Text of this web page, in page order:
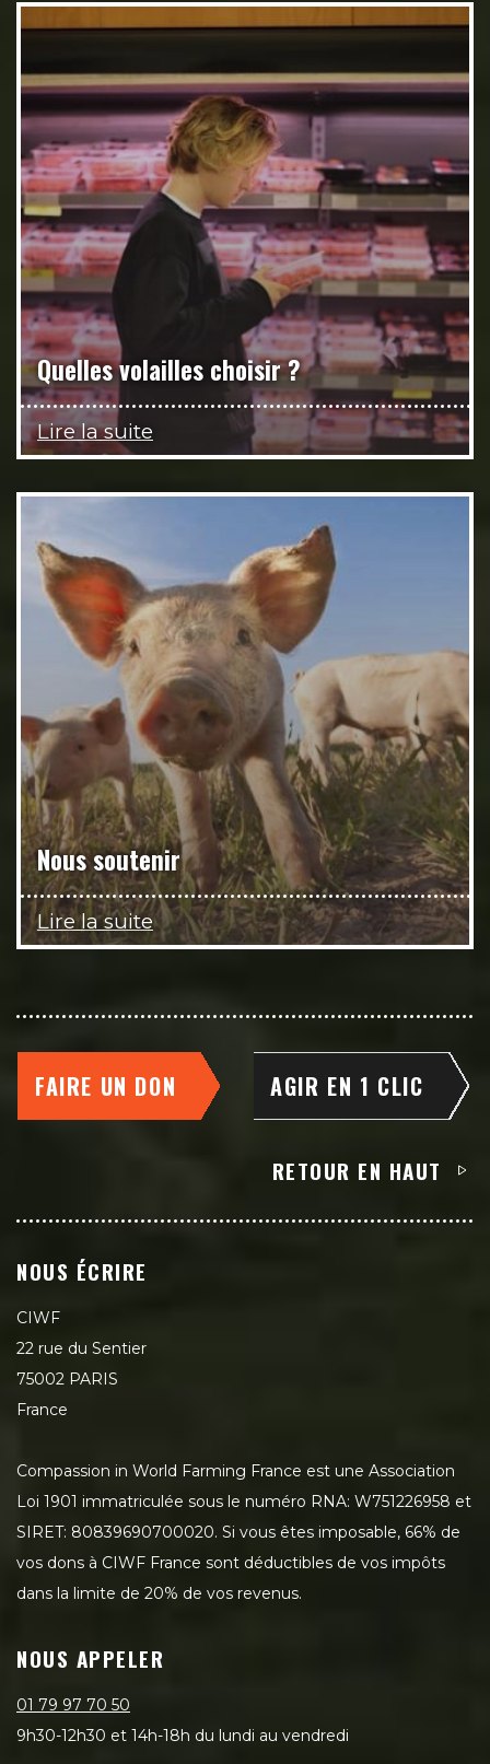
Quelles volailles choisir ?
Lire la suite
Nous soutenir
Lire la suite
FAIRE UN DON AGIR EN 1 CLIC
RETOUR EN HAUT
NOUS ÉCRIRE
CIWF
22 rue du Sentier
75002 PARIS
France
Compassion in World Farming France est une Association
Loi 1901 immatriculée sous le numéro RNA: W751226958 et
SIRET: 80839690700020. Si vous êtes imposable, 66% de
vos dons à CIWF France sont déductibles de vos impôts
dans la limite de 20% de vos revenus.
NOUS APPELER
01 79 97 70 50
9h30-12h30 et 14h-18h du lundi au vendredi